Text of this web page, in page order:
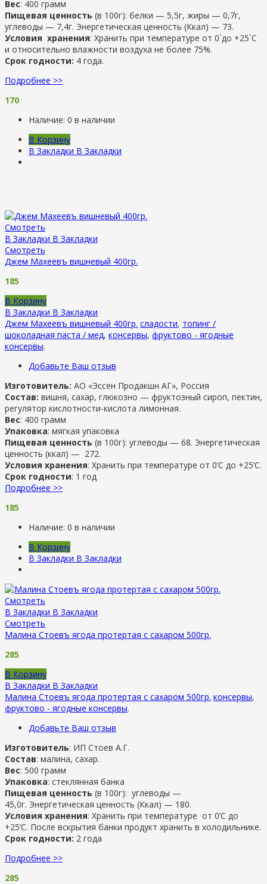
Вес: 400 грамм
Пищевая ценность (в 100г): белки — 5,5г, жиры — 0,7г,
углеводы — 7,4г. Энергетическая ценность (Ккал) — 73.
Условия хранения: Хранить при температуре от 0`до +25`C
и относительно влажности воздуха не более 75%.
Срок годности: 4 года.
Подробнее >>
170
Наличие: 0 в наличии
В Корзину
В Закладки В Закладки
Смотреть
В Закладки В Закладки
Смотреть
Джем Махеевъ вишневый 400гр.
185
В Корзину
В Закладки В Закладки
Джем Махеевъ вишневый 400гр. сладости, топинг /
шоколадная паста / мед, консервы, фруктово - ягодные
консервы.
Добавьте Ваш отзыв
Изготовитель: АО «Эссен Продакшн АГ», Россия
Состав: вишня, сахар, глюкозно — фруктозный сироп, пектин,
регулятор кислотности-кислота лимонная.
Вес: 400 грамм
Упаковка: мягкая упаковка
Пищевая ценность (в 100г): углеводы — 68. Энергетическая
ценность (ккал) — 272.
Условия хранения: Хранить при температуре от 0’C до +25’C.
Срок годности: 1 год
Подробнее >>
185
Наличие: 0 в наличии
В Корзину
В Закладки В Закладки
Смотреть
В Закладки В Закладки
Смотреть
Малина Стоевъ ягода протертая с сахаром 500гр.
285
В Корзину
В Закладки В Закладки
Малина Стоевъ ягода протертая с сахаром 500гр. консервы,
фруктово - ягодные консервы.
Добавьте Ваш отзыв
Изготовитель: ИП Стоев А.Г.
Состав: малина, сахар.
Вес: 500 грамм
Упаковка: стеклянная банка
Пищевая ценность (в 100г): углеводы —
45,0г. Энергетическая ценность (Ккал) — 180.
Условия хранения: Хранить при температуре от 0’C до
+25’C. После вскрытия банки продукт хранить в холодильнике.
Срок годности: 2 года
Подробнее >>
285